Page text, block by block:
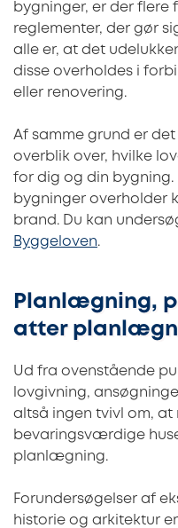
bygninger, er der flere
reglementer, der gør
alle er, at det
disse overholdes i
eller renovering.
Af samme grund er
overblik over, hvilke
for dig og din bygning.
bygninger overholder
brand. Du kan
Byggeloven.
Planlægning,
atter
Ud fra ovenstående
lovgivning,
altså ingen tvivl om,
bevaringsværdige
planlægning.
Forundersøgelser af
historie og arkitektur